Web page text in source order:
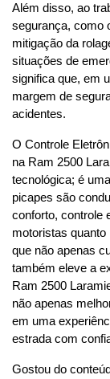
Além disso, ao
segurança, como
mitigação da
situações de
significa que, em
margem de
acidentes.
O Controle
na Ram 2500
tecnológica; é
picapes são
conforto, controle
motoristas
que não apenas
também eleve a
Ram 2500
não apenas
em uma
estrada com
Gostou do